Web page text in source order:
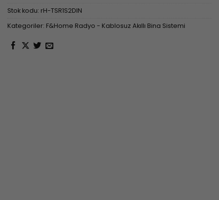
Stok kodu: rH-TSR1S2DIN
Kategoriler: F&Home Radyo - Kablosuz Akıllı Bina Sistemi